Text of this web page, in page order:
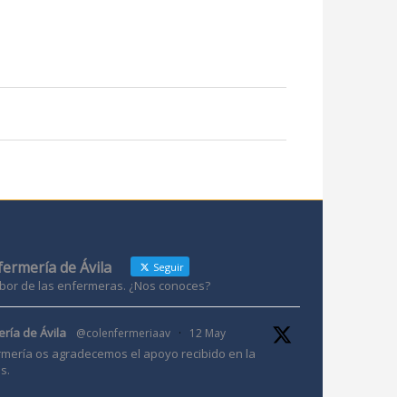
de Ávila Seguir
de las enfermeras. ¿Nos conoces?
de Ávila @colenfermeriaav · 12 May
os agradecemos el apoyo recibido en la